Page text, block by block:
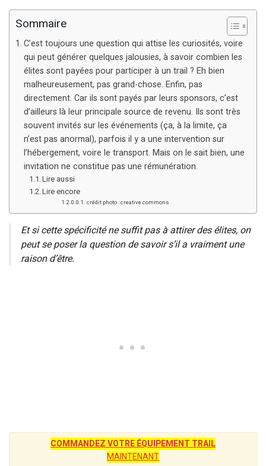
Sommaire
C’est toujours une question qui attise les curiosités, voire
qui peut générer quelques jalousies, à savoir combien les
élites sont payées pour participer à un trail ? Eh bien
malheureusement, pas grand-chose. Enfin, pas
directement. Car ils sont payés par leurs sponsors, c’est
d’ailleurs là leur principale source de revenu. Ils sont très
souvent invités sur les événements (ça, à la limite, ça
n’est pas anormal), parfois il y a une intervention sur
l’hébergement, voire le transport. Mais on le sait bien, une
invitation ne constitue pas une rémunération.
Lire aussi
Lire encore
crédit photo : creative commons
Et si cette spécificité ne suffit pas à attirer des élites, on
peut se poser la question de savoir s’il a vraiment une
raison d’être.
COMMANDEZ VOTRE ÉQUIPEMENT TRAIL
MAINTENANT